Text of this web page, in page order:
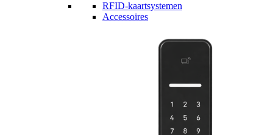
RFID-kaartsystemen
Accessoires